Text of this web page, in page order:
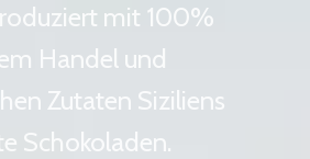
mit 100%
Handel und
Zutaten Siziliens
Schokoladen.